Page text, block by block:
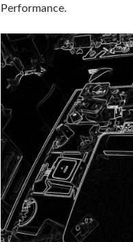
Performance.